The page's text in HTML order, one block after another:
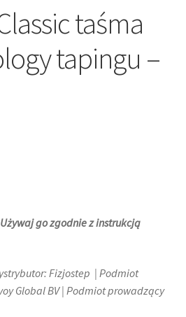
taśma
tapingu –
go zgodnie z instrukcją
Fizjostep | Podmiot
Global BV | Podmiot prowadzący